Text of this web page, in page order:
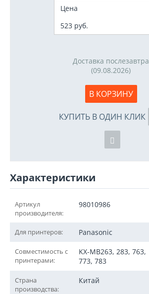
Цена
523 руб.
Доставка послезавтра
(09.08.2026)
В КОРЗИНУ
КУПИТЬ В ОДИН КЛИК
Характеристики
Артикул
производителя:
98010986
Для принтеров: Panasonic
Совместимость с
принтерами:
KX-MB263, 283, 763,
773, 783
Страна
производства:
Китай